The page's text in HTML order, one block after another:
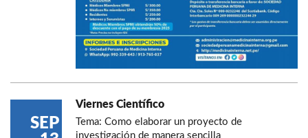
SEP
Viernes Científico
Tema: Como elaborar un proyecto de
investigación de manera sencilla